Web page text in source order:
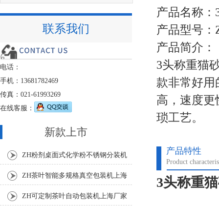
产品名称
产品型号：
产品简介：
3头称重猫
款非常好用
高，速度
琐工艺。
产品特性
Product
3头称重
联系我们
电话：
手机：13681782469
传真：021-61993269
在线客服：
新款上市
ZH粉剂桌面式化学粉不锈钢分装机
ZH茶叶智能多规格真空包装机上海
厂家 ZH可定制茶叶自动包装机上海厂家